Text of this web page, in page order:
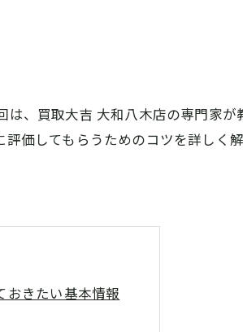
、買取大吉 大和八木店の専門家が
価してもらうためのコツを詳しく
おきたい基本情報